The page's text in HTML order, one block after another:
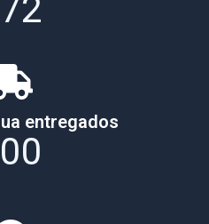
entregados